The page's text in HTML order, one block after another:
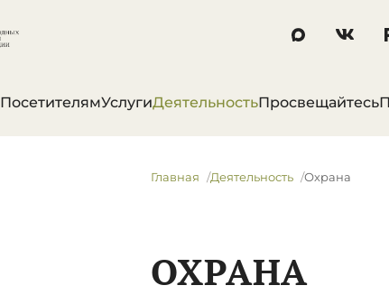
ПосетителямУслугиДеятельностьПросвещайтесь
Главная Деятельность Охрана
ОХРАНА